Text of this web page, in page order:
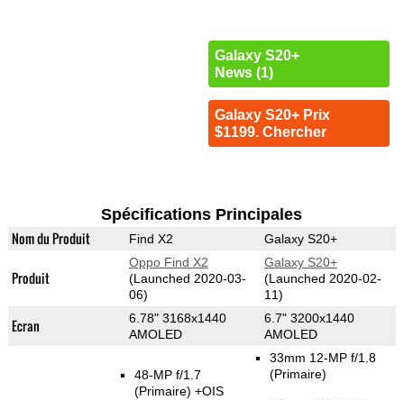
Galaxy S20+
News (1)
Galaxy S20+ Prix
$1199. Chercher
Spécifications Principales
Nom du Produit Find X2 Galaxy S20+
Produit
Oppo Find X2
(Launched 2020-03-
06)
Galaxy S20+
(Launched 2020-02-
11)
Ecran
6.78" 3168x1440
AMOLED
6.7" 3200x1440
AMOLED
48-MP f/1.7
(Primaire) +OIS
33mm 12-MP f/1.8
(Primaire)